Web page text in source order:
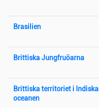
Brasilien
Brittiska Jungfruöarna
Brittiska territoriet i Indiska
oceanen